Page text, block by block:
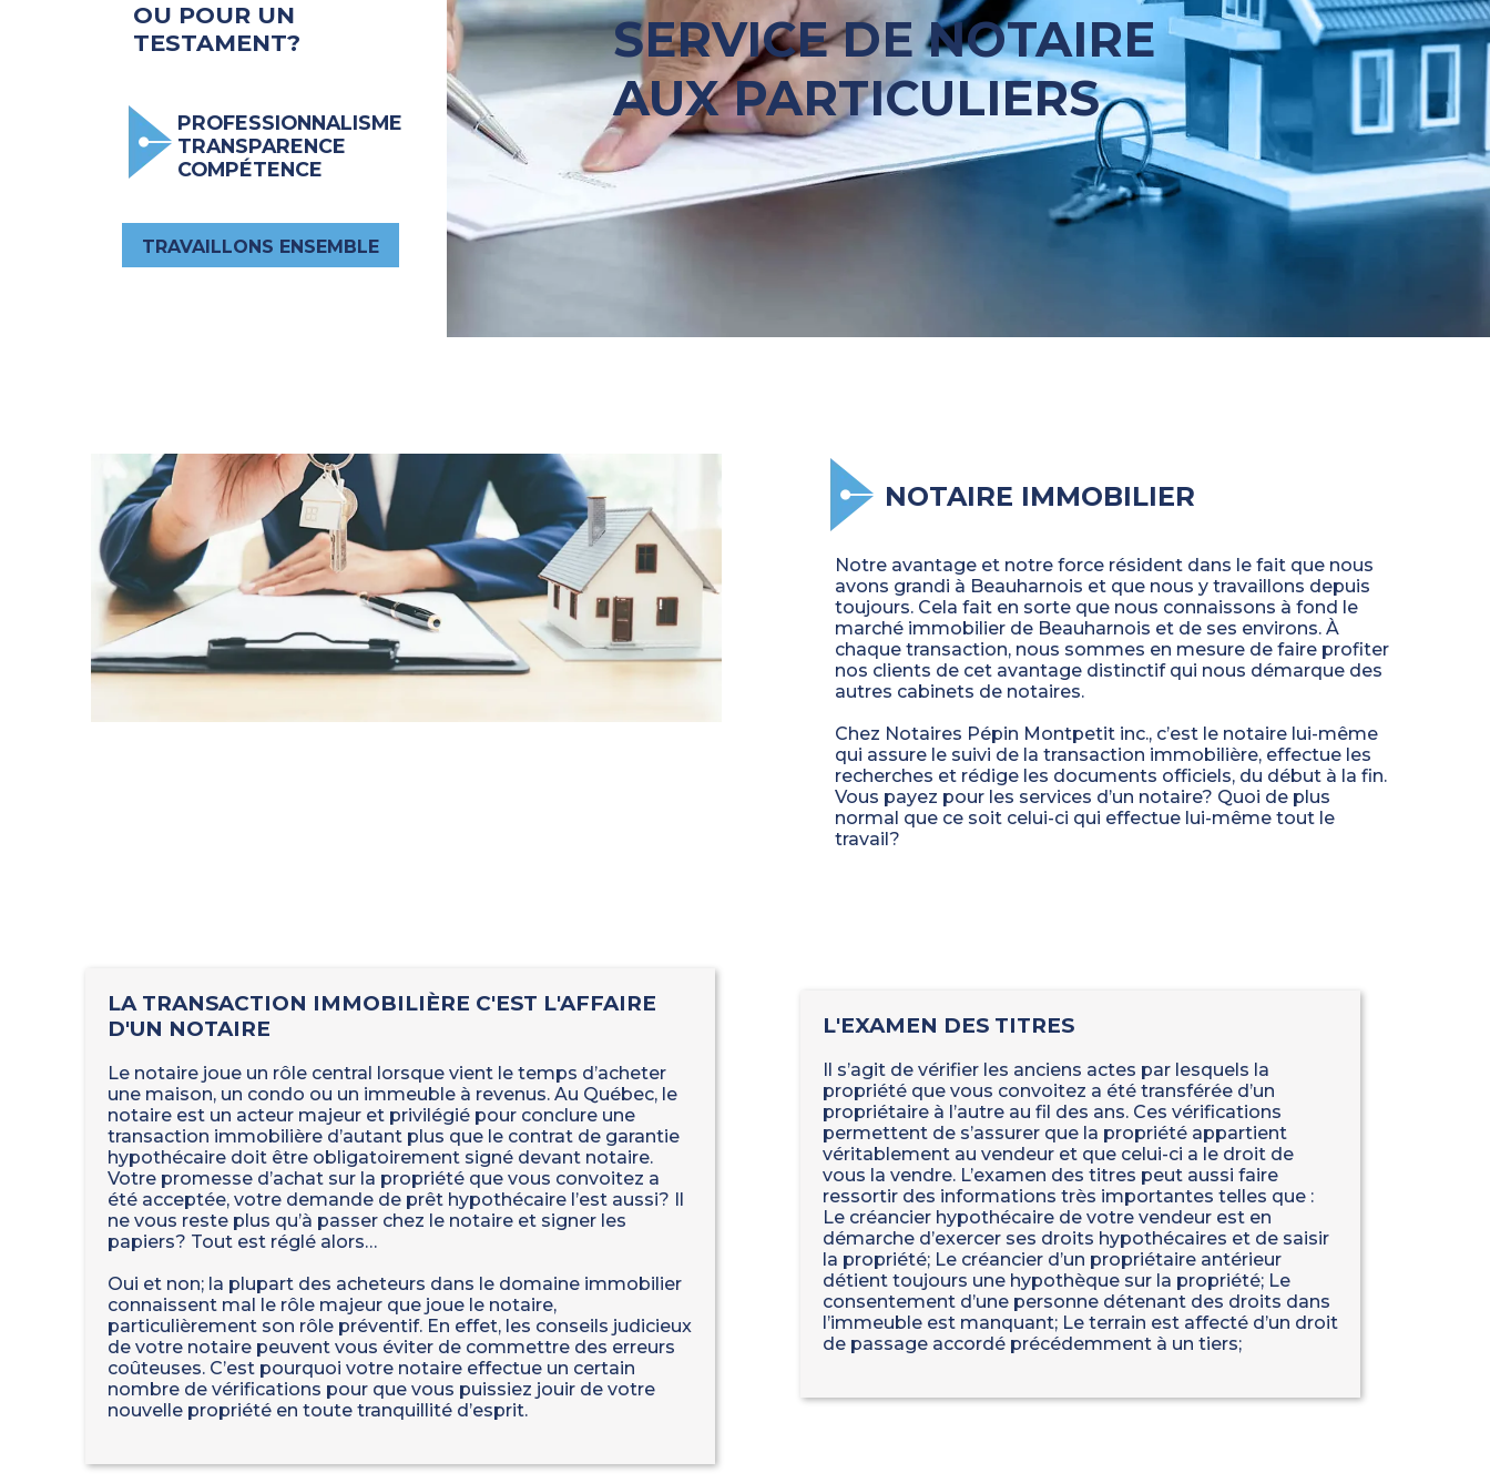
OU POUR UN
TESTAMENT?
PROFESSIONNALISME
TRANSPARENCE
COMPÉTENCE
TRAVAILLONS ENSEMBLE
SERVICE DE NOTAIRE
AUX PARTICULIERS
NOTAIRE IMMOBILIER
Notre avantage et notre force résident dans le fait que nous
avons grandi à Beauharnois et que nous y travaillons depuis
toujours. Cela fait en sorte que nous connaissons à fond le
marché immobilier de Beauharnois et de ses environs. À
chaque transaction, nous sommes en mesure de faire profiter
nos clients de cet avantage distinctif qui nous démarque des
autres cabinets de notaires.
Chez Notaires Pépin Montpetit inc., c’est le notaire lui-même
qui assure le suivi de la transaction immobilière, effectue les
recherches et rédige les documents officiels, du début à la fin.
Vous payez pour les services d’un notaire? Quoi de plus
normal que ce soit celui-ci qui effectue lui-même tout le
travail?
LA TRANSACTION IMMOBILIÈRE C'EST L'AFFAIRE
D'UN NOTAIRE
Le notaire joue un rôle central lorsque vient le temps d’acheter
une maison, un condo ou un immeuble à revenus. Au Québec, le
notaire est un acteur majeur et privilégié pour conclure une
transaction immobilière d’autant plus que le contrat de garantie
hypothécaire doit être obligatoirement signé devant notaire.
Votre promesse d’achat sur la propriété que vous convoitez a
été acceptée, votre demande de prêt hypothécaire l’est aussi? Il
ne vous reste plus qu’à passer chez le notaire et signer les
papiers? Tout est réglé alors…
Oui et non; la plupart des acheteurs dans le domaine immobilier
connaissent mal le rôle majeur que joue le notaire,
particulièrement son rôle préventif. En effet, les conseils judicieux
de votre notaire peuvent vous éviter de commettre des erreurs
coûteuses. C’est pourquoi votre notaire effectue un certain
nombre de vérifications pour que vous puissiez jouir de votre
nouvelle propriété en toute tranquillité d’esprit.
L'EXAMEN DES TITRES
Il s’agit de vérifier les anciens actes par lesquels la
propriété que vous convoitez a été transférée d’un
propriétaire à l’autre au fil des ans. Ces vérifications
permettent de s’assurer que la propriété appartient
véritablement au vendeur et que celui-ci a le droit de
vous la vendre. L’examen des titres peut aussi faire
ressortir des informations très importantes telles que :
Le créancier hypothécaire de votre vendeur est en
démarche d’exercer ses droits hypothécaires et de saisir
la propriété; Le créancier d’un propriétaire antérieur
détient toujours une hypothèque sur la propriété; Le
consentement d’une personne détenant des droits dans
l’immeuble est manquant; Le terrain est affecté d’un droit
de passage accordé précédemment à un tiers;